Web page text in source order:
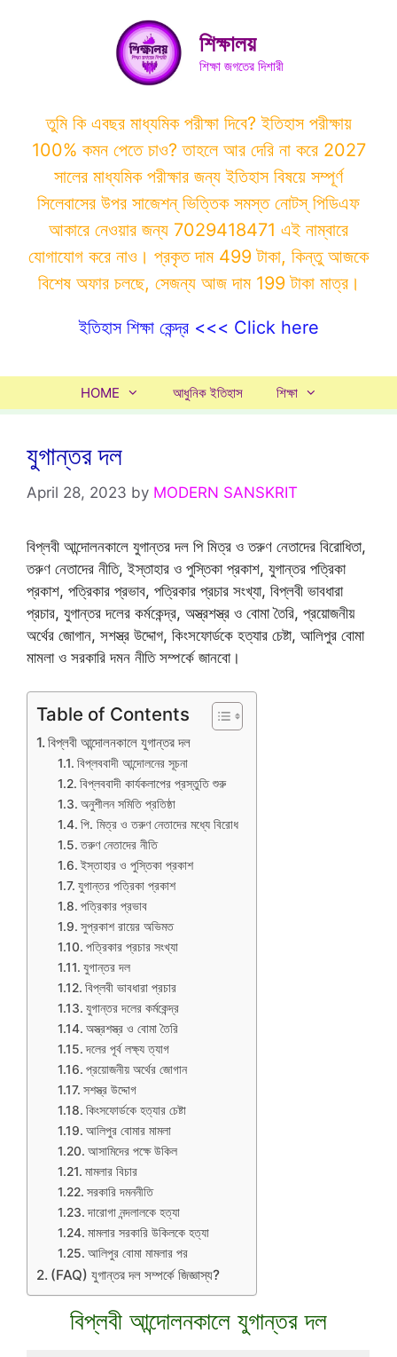
শিক্ষালয়
শিক্ষা জগতের দিশারী
তুমি কি এবছর মাধ্যমিক পরীক্ষা দিবে? ইতিহাস পরীক্ষায়
100% কমন পেতে চাও? তাহলে আর দেরি না করে 2027
সালের মাধ্যমিক পরীক্ষার জন্য ইতিহাস বিষয়ে সম্পূর্ণ
সিলেবাসের উপর সাজেশন্ ভিত্তিক সমস্ত নোটস্ পিডিএফ
আকারে নেওয়ার জন্য 7029418471 এই নাম্বারে
যোগাযোগ করে নাও। প্রকৃত দাম 499 টাকা, কিন্তু আজকে
বিশেষ অফার চলছে, সেজন্য আজ দাম 199 টাকা মাত্র।
ইতিহাস শিক্ষা কেন্দ্র <<< Click here
HOME আধুনিক ইতিহাস শিক্ষা
যুগান্তর দল
April 28, 2023 by MODERN SANSKRIT
বিপ্লবী আন্দোলনকালে যুগান্তর দল পি মিত্র ও তরুণ নেতাদের বিরোধিতা,
তরুণ নেতাদের নীতি, ইস্তাহার ও পুস্তিকা প্রকাশ, যুগান্তর পত্রিকা
প্রকাশ, পত্রিকার প্রভাব, পত্রিকার প্রচার সংখ্যা, বিপ্লবী ভাবধারা
প্রচার, যুগান্তর দলের কর্মকেন্দ্র, অস্ত্রশস্ত্র ও বোমা তৈরি, প্রয়োজনীয়
অর্থের জোগান, সশস্ত্র উদ্দোগ, কিংসফোর্ডকে হত্যার চেষ্টা, আলিপুর বোমা
মামলা ও সরকারি দমন নীতি সম্পর্কে জানবো।
Table of Contents
বিপ্লবী আন্দোলনকালে যুগান্তর দল
বিপ্লববাদী আন্দোলনের সূচনা
বিপ্লববাদী কার্যকলাপের প্রস্তুতি শুরু
অনুশীলন সমিতি প্রতিষ্ঠা
পি. মিত্র ও তরুণ নেতাদের মধ্যে বিরোধ
তরুণ নেতাদের নীতি
ইস্তাহার ও পুস্তিকা প্রকাশ
যুগান্তর পত্রিকা প্রকাশ
পত্রিকার প্রভাব
সুপ্রকাশ রায়ের অভিমত
পত্রিকার প্রচার সংখ্যা
যুগান্তর দল
বিপ্লবী ভাবধারা প্রচার
যুগান্তর দলের কর্মকেন্দ্র
অস্ত্রশস্ত্র ও বোমা তৈরি
দলের পূর্ব লক্ষ্য ত্যাগ
প্রয়োজনীয় অর্থের জোগান
সশস্ত্র উদ্দোগ
কিংসফোর্ডকে হত্যার চেষ্টা
আলিপুর বোমার মামলা
আসামিদের পক্ষে উকিল
মামলার বিচার
সরকারি দমননীতি
দারোগা নন্দলালকে হত্যা
মামলার সরকারি উকিলকে হত্যা
আলিপুর বোমা মামলার পর
(FAQ) যুগান্তর দল সম্পর্কে জিজ্ঞাস্য?
বিপ্লবী আন্দোলনকালে যুগান্তর দল